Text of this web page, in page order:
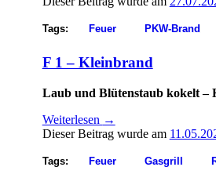
Tags: Feuer PKW-Brand
F 1 – Kleinbrand
Laub und Blütenstaub kokelt
Weiterlesen →
Dieser Beitrag wurde am
Tags: Feuer Gasgrill